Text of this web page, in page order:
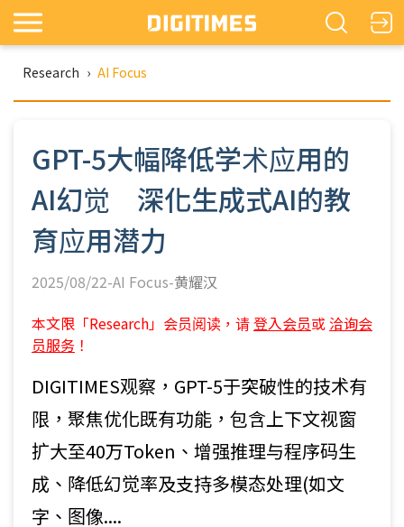
Research › AI Focus
GPT-5大幅降低学术应用的
AI幻觉 深化生成式AI的教
育应用潜力
2025/08/22-AI Focus-黄耀汉
本文限「Research」会员阅读，请登入会员或 洽询会
员服务 ！
DIGITIMES观察，GPT-5于突破性的技术有
限，聚焦优化既有功能，包含上下文视窗
扩大至40万Token、增强推理与程序码生
成、降低幻觉率及支持多模态处理(如文
字、图像....